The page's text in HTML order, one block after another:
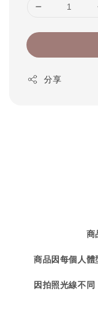
分享
商
商品因每個人體
因拍照光線不